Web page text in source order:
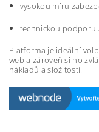
vysokou míru
technickou podporu
Platforma je ideální
web a zároveň si ho
nákladů a složitostí.